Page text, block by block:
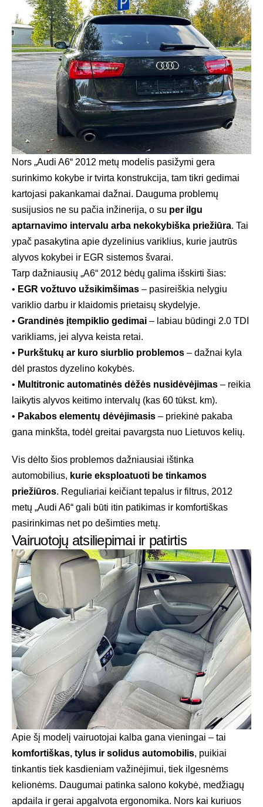
Nors „Audi A6“ 2012 metų modelis pasižymi gera
surinkimo kokybe ir tvirta konstrukcija, tam tikri gedimai
kartojasi pakankamai dažnai. Dauguma problemų
susijusios ne su pačia inžinerija, o su per ilgu
aptarnavimo intervalu arba nekokybiška priežiūra. Tai
ypač pasakytina apie dyzelinius variklius, kurie jautrūs
alyvos kokybei ir EGR sistemos švarai.
Tarp dažniausių „A6“ 2012 bėdų galima išskirti šias:
• EGR vožtuvo užsikimšimas – pasireiškia nelygiu
variklio darbu ir klaidomis prietaisų skydelyje.
• Grandinės įtempiklio gedimai – labiau būdingi 2.0 TDI
varikliams, jei alyva keista retai.
• Purkštukų ar kuro siurblio problemos – dažnai kyla
dėl prastos dyzelino kokybės.
• Multitronic automatinės dėžės nusidėvėjimas – reikia
laikytis alyvos keitimo intervalų (kas 60 tūkst. km).
• Pakabos elementų dėvėjimasis – priekinė pakaba
gana minkšta, todėl greitai pavargsta nuo Lietuvos kelių.
Vis dėlto šios problemos dažniausiai ištinka
automobilius, kurie eksploatuoti be tinkamos
priežiūros. Reguliariai keičiant tepalus ir filtrus, 2012
metų „Audi A6“ gali būti itin patikimas ir komfortiškas
pasirinkimas net po dešimties metų.
Vairuotojų atsiliepimai ir patirtis
Apie šį modelį vairuotojai kalba gana vieningai – tai
komfortiškas, tylus ir solidus automobilis, puikiai
tinkantis tiek kasdieniam važinėjimui, tiek ilgesnėms
kelionėms. Daugumai patinka salono kokybė, medžiagų
apdaila ir gerai apgalvota ergonomika. Nors kai kuriuos